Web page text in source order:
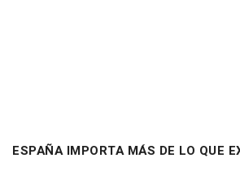
ESPAÑA IMPORTA MÁS DE LO QUE